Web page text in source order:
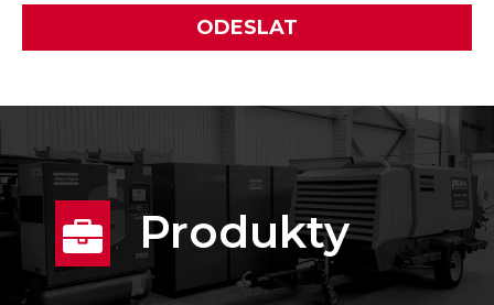
Produkty